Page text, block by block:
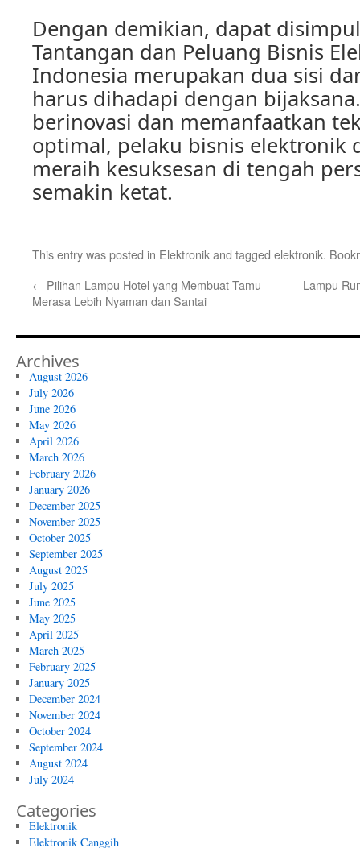
Dengan demikian, dapat
Tantangan dan Peluang Bisnis
Indonesia merupakan dua sisi
harus dihadapi dengan
berinovasi dan memanfaatkan
optimal, pelaku bisnis elektronik
meraih kesuksesan di tengah
semakin ketat.
This entry was posted in Elektronikand tagged elektronik.
← Pilihan Lampu Hotel yang Membuat Tamu
Merasa Lebih Nyaman dan Santai
Lampu
Archives
August 2026
July 2026
June 2026
May 2026
April 2026
March 2026
February 2026
January 2026
December 2025
November 2025
October 2025
September 2025
August 2025
July 2025
June 2025
May 2025
April 2025
March 2025
February 2025
January 2025
December 2024
November 2024
October 2024
September 2024
August 2024
July 2024
Categories
Elektronik
Elektronik Canggih